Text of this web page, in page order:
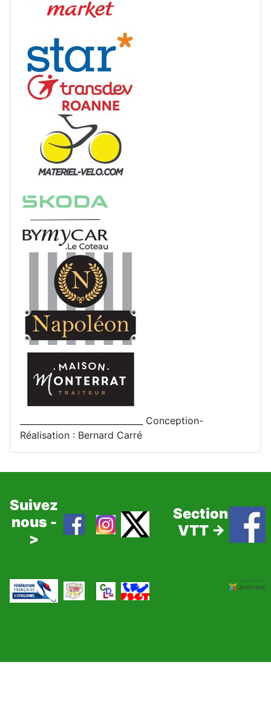
_____________________________ Conception-
Réalisation : Bernard Carré
Suivez
nous -
>
Section
VTT ->